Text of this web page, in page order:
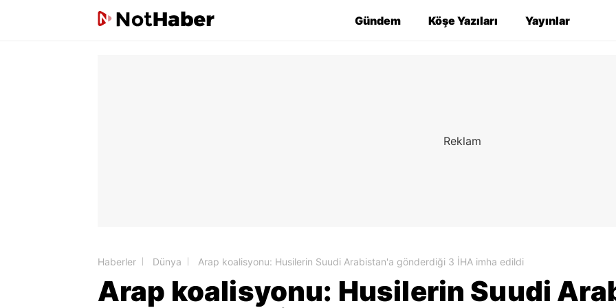
Gündem Köşe Yazıları Yayınlar
Haberler Dünya Arap koalisyonu: Husilerin Suudi Arabistan'a gönderdiği 3 İHA imha edildi
Arap koalisyonu: Husilerin Suudi